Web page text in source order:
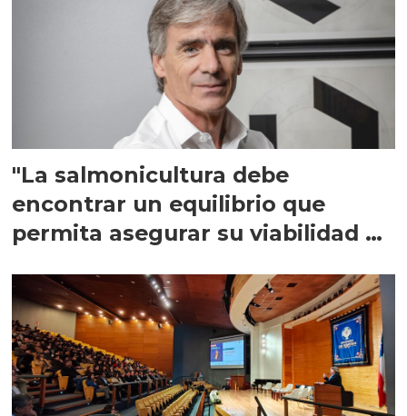
"La salmonicultura debe
encontrar un equilibrio que
permita asegurar su viabilidad de